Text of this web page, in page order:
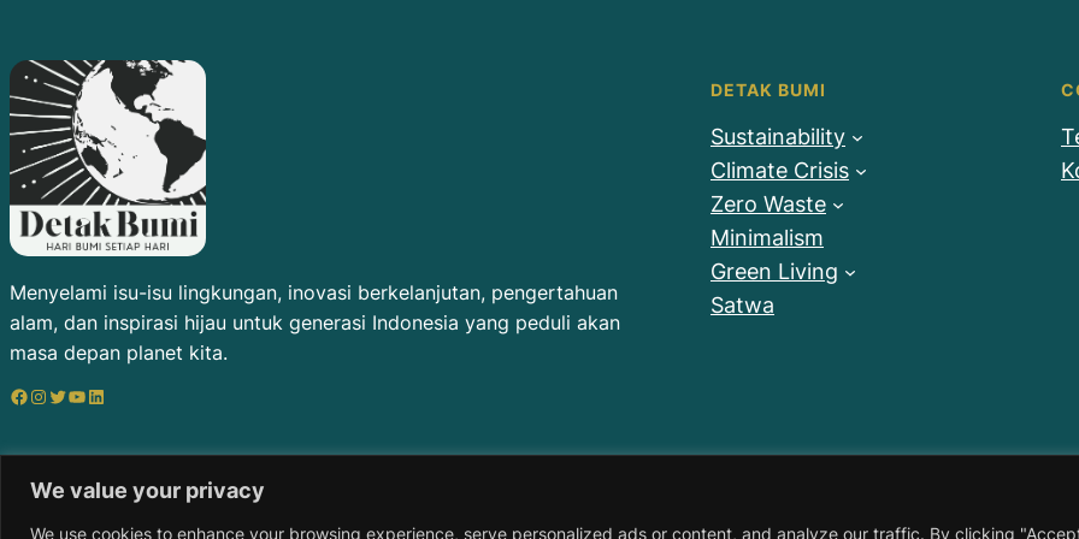
We value your privacy
We use cookies to enhance your browsing experience, serve personalized ads or content, and analyze our traffic. By clicking
Menyelami isu-isu lingkungan, inovasi berkelanjutan, pengertahuan
alam, dan inspirasi hijau untuk generasi Indonesia yang peduli akan
masa depan planet kita.
Facebook Instagram Twitter YouTube LinkedIn
DETAK BUMI
Sustainability
Climate Crisis
Zero Waste
Minimalism
Green Living
Satwa
© 2023 · · All rights reserved